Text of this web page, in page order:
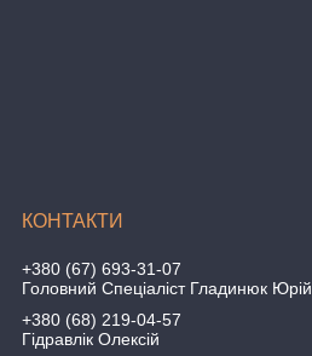
+380 (67) 693-31-07
Головний Спеціаліст Гладинюк Юрій
+380 (68) 219-04-57
Гідравлік Олексій